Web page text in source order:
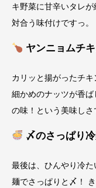
キ野菜に甘辛いタレ
対合う味付けですっ。
ヤンニョムチ
カリッと揚がったチ
細かめのナッツが香
の味！という美味しさ
〆のさっぱり
最後は、ひんやり冷
麺でさっぱりと〆！